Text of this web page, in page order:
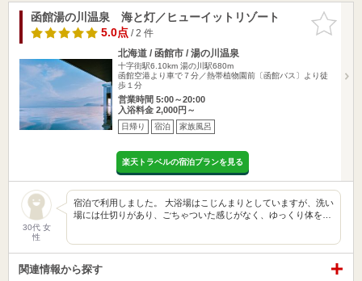
お気に入
りに追加
函館湯の川温泉 海と灯／ヒューイットリゾート
5.0点/ 2 件
北海道 / 函館市 / 湯の川温泉
十字街駅6.10km 湯の川駅680m
函館空港より車で７分／熱帯植物園前〔函館バス〕より徒
歩１分
営業時間 5:00～20:00
入浴料金 2,000円～
日帰り 宿泊 家族風呂
楽天トラベルの宿泊プランを見る
30代 女
性
宿泊で利用しました。 大浴場はこじんまりとしていますが、洗い
場には仕切りがあり、ごちゃついた感じがなく、ゆっくり体を…
関連情報から探す